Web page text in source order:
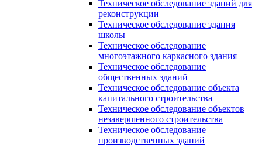
Техническое обследование зданий для
реконструкции
Техническое обследование здания
школы
Техническое обследование
многоэтажного каркасного здания
Техническое обследование
общественных зданий
Техническое обследование объекта
капитального строительства
Техническое обследование объектов
незавершенного строительства
Техническое обследование
производственных зданий